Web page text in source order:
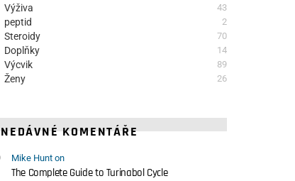
Výživa 43
peptid 2
Steroidy 70
Doplňky 14
Výcvik 89
Ženy 26
NEDÁVNÉ KOMENTÁŘE
Mike Hunt on
The Complete Guide to Turinabol Cycle